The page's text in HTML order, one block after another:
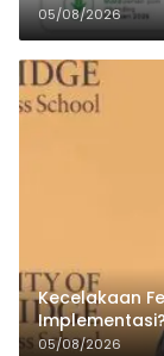
05/08/2026
Kecelakaan
05/08/2026